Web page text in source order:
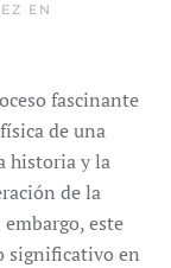
EN
fascinante
de una
historia y la
de la
este
significativo en